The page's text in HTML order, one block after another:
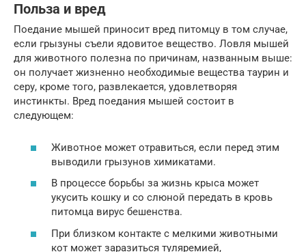
Польза и вред
Поедание мышей приносит вред питомцу в том случае,
если грызуны съели ядовитое вещество. Ловля мышей
для животного полезна по причинам, названным выше:
он получает жизненно необходимые вещества таурин и
серу, кроме того, развлекается, удовлетворяя
инстинкты. Вред поедания мышей состоит в
следующем:
Животное может отравиться, если перед этим
выводили грызунов химикатами.
В процессе борьбы за жизнь крыса может
укусить кошку и со слюной передать в кровь
питомца вирус бешенства.
При близком контакте с мелкими животными
кот может заразиться туляремией,